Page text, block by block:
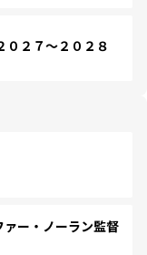
２７～２０２８
ー・ノーラン監督